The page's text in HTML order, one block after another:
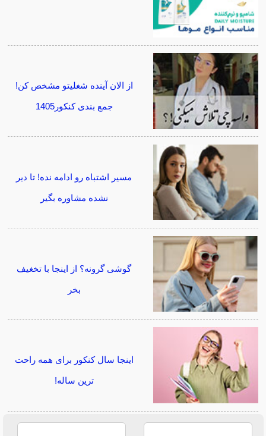
از الان آینده شغلیتو مشخص کن!
جمع بندی کنکور1405
مسیر اشتباه رو ادامه نده! تا دیر
نشده مشاوره بگیر
گوشی گرونه؟ از اینجا با تخغیف
بخر
اینجا سال کنکور برای همه راحت
ترین ساله!